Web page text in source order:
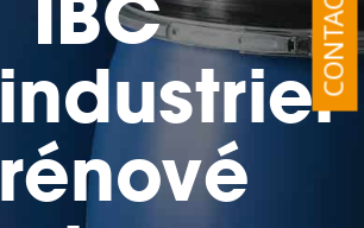
CONTACT
industriel
rénové